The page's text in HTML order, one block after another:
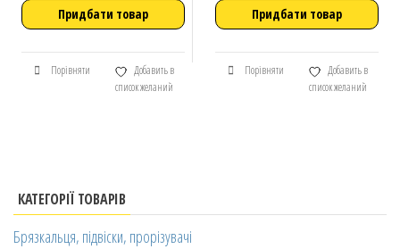
Придбати товар
Порівняти
Добавить в
список желаний
Придбати товар
Порівняти
Добавить в
список желаний
КАТЕГОРІЇ ТОВАРІВ
Брязкальця, підвіски, прорізувачі